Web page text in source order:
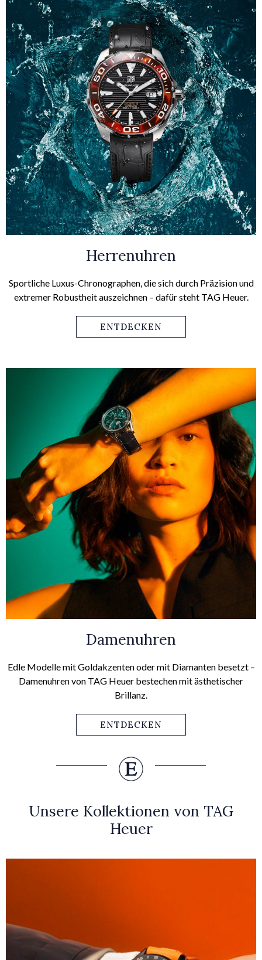
Herrenuhren
Sportliche Luxus-Chronographen, die sich durch Präzision und
extremer Robustheit auszeichnen – dafür steht TAG Heuer.
ENTDECKEN
Damenuhren
Edle Modelle mit Goldakzenten oder mit Diamanten besetzt –
Damenuhren von TAG Heuer bestechen mit ästhetischer
Brillanz.
ENTDECKEN
Unsere Kollektionen von TAG
Heuer